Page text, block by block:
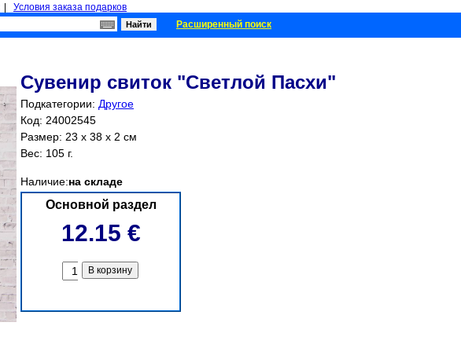
Условия заказа подарков
Расширенный поиск
Сувенир свиток "Светлой Пасхи"
Подкатегории: Другое
Код: 24002545
Размер: 23 x 38 x 2 см
Вес: 105 г.
Наличие:на складе
Основной раздел
12.15 €